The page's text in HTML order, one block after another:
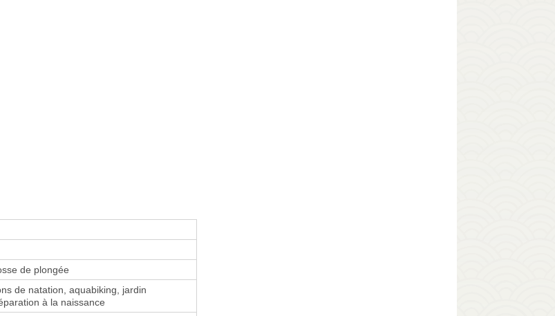
de plongée
de natation, aquabiking, jardin
à la naissance